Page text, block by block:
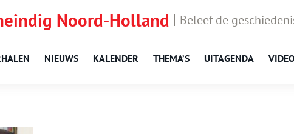
Noord-Holland Beleef de
NIEUWS KALENDER THEMA’S UITAGENDA